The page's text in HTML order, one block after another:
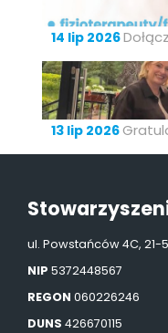
14 lip 2026
13 lip 2026
ul. Powstańców 4C, 21-
NIP 5372448567
REGON 060226246
DUNS 426670115